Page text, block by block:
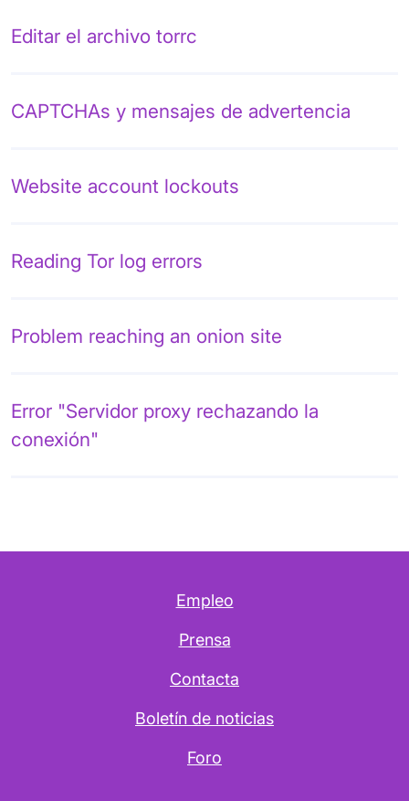
Editar el archivo torrc
CAPTCHAs y mensajes de advertencia
Website account lockouts
Reading Tor log errors
Problem reaching an onion site
Error "Servidor proxy rechazando la
conexión"
Empleo
Prensa
Contacta
Boletín de noticias
Foro